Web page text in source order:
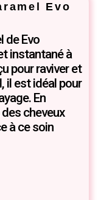
Evo
de Evo
instantané à
pour raviver et
il est idéal pour
En
cheveux
à ce soin